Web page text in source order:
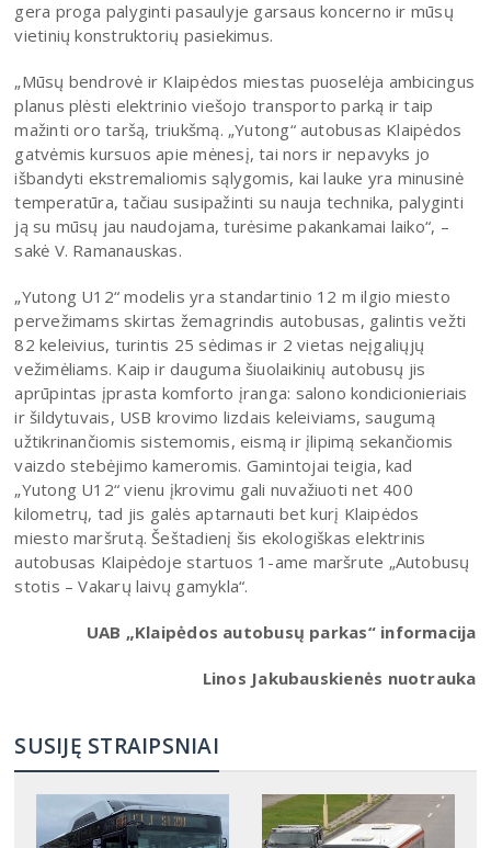
gera proga palyginti pasaulyje garsaus koncerno ir mūsų
vietinių konstruktorių pasiekimus.
„Mūsų bendrovė ir Klaipėdos miestas puoselėja ambicingus
planus plėsti elektrinio viešojo transporto parką ir taip
mažinti oro taršą, triukšmą. „Yutong“ autobusas Klaipėdos
gatvėmis kursuos apie mėnesį, tai nors ir nepavyks jo
išbandyti ekstremaliomis sąlygomis, kai lauke yra minusinė
temperatūra, tačiau susipažinti su nauja technika, palyginti
ją su mūsų jau naudojama, turėsime pakankamai laiko“, –
sakė V. Ramanauskas.
„Yutong U12“ modelis yra standartinio 12 m ilgio miesto
pervežimams skirtas žemagrindis autobusas, galintis vežti
82 keleivius, turintis 25 sėdimas ir 2 vietas neįgaliųjų
vežimėliams. Kaip ir dauguma šiuolaikinių autobusų jis
aprūpintas įprasta komforto įranga: salono kondicionieriais
ir šildytuvais, USB krovimo lizdais keleiviams, saugumą
užtikrinančiomis sistemomis, eismą ir įlipimą sekančiomis
vaizdo stebėjimo kameromis. Gamintojai teigia, kad
„Yutong U12“ vienu įkrovimu gali nuvažiuoti net 400
kilometrų, tad jis galės aptarnauti bet kurį Klaipėdos
miesto maršrutą. Šeštadienį šis ekologiškas elektrinis
autobusas Klaipėdoje startuos 1-ame maršrute „Autobusų
stotis – Vakarų laivų gamykla“.
UAB „Klaipėdos autobusų parkas“ informacija
Linos Jakubauskienės nuotrauka
SUSIJĘ STRAIPSNIAI